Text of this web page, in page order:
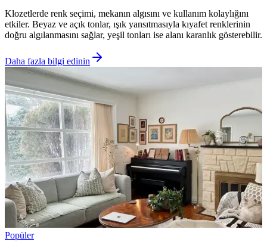
Klozetlerde renk seçimi, mekanın algısını ve kullanım kolaylığını
etkiler. Beyaz ve açık tonlar, ışık yansıtmasıyla kıyafet renklerinin
doğru algılanmasını sağlar, yeşil tonları ise alanı karanlık gösterebilir.
Daha fazla bilgi edinin
Popüler